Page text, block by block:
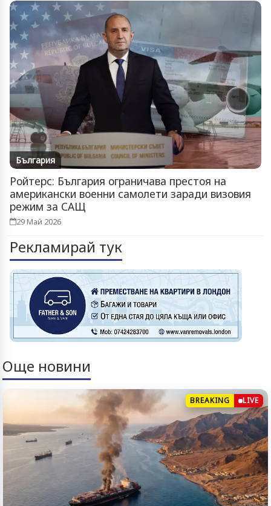
България
Ройтерс: България ограничава престоя на
американски военни самолети заради визовия
режим за САЩ
29 Май 2026
Рекламирай тук
Още новини
BREAKING LIVE